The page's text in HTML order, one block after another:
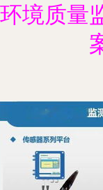
环境质量